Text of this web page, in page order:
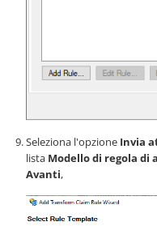
Seleziona l'opzione Invia
lista Modello di regola di
Avanti,